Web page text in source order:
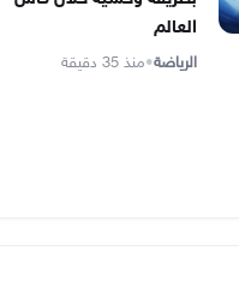
العالم
الرياضة•منذ 35 دقيقة